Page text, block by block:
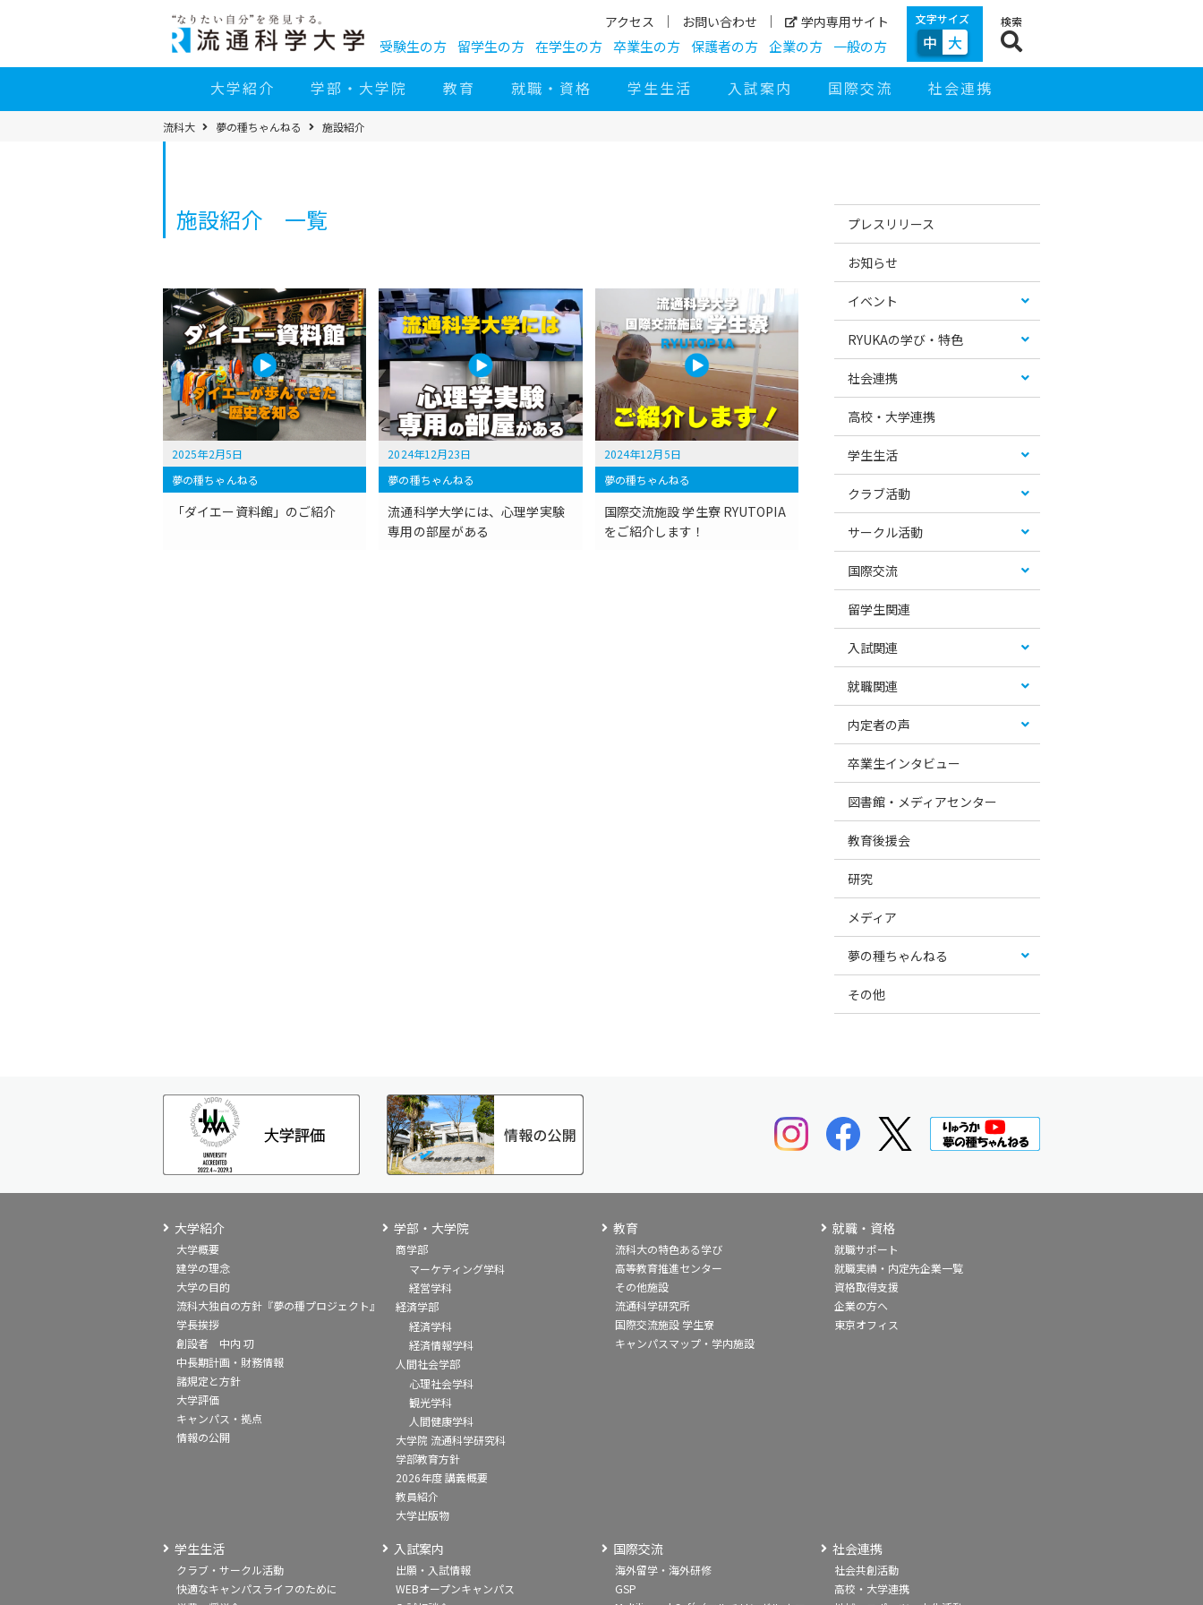
へ
アクセス お問い合わせ 学内専用サイト
受験生の方 留学生の方 在学生の方 卒業生の方 保護者の方 企業の方 一般の方
文字サイズ
中 大
検索
大学紹介 学部・大学院 教育 就職・資格 学生生活 入試案内 国際交流 社会連携
パ
ン
流科大 夢の種ちゃんねる 施設紹介
施設紹介 一覧
2025年2月5日
夢の種ちゃんねる
「ダイエー資料館」のご紹介
2024年12月23日
夢の種ちゃんねる
流通科学大学には、心理学実験
専用の部屋がある
2024年12月5日
夢の種ちゃんねる
国際交流施設 学生寮 RYUTOPIA
をご紹介します！
イ
ビ
シ
お
め
テ
カ
リ
ス
プレスリリース
お知らせ
イベント
RYUKAの学び・特色
社会連携
高校・大学連携
学生生活
クラブ活動
サークル活動
国際交流
留学生関連
入試関連
就職関連
内定者の声
卒業生インタビュー
図書館・メディアセンター
教育後援会
研究
メディア
夢の種ちゃんねる
その他
大学紹介
大学概要
建学の理念
大学の目的
流科大独自の方針『夢の種プロジェクト』
学長挨拶
創設者 中内 㓛
中長期計画・財務情報
諸規定と方針
大学評価
キャンパス・拠点
情報の公開
学部・大学院
商学部
マーケティング学科
経営学科
経済学部
経済学科
経済情報学科
人間社会学部
心理社会学科
観光学科
人間健康学科
大学院 流通科学研究科
学部教育方針
2026年度 講義概要
教員紹介
大学出版物
教育
流科大の特色ある学び
高等教育推進センター
その他施設
流通科学研究所
国際交流施設 学生寮
キャンパスマップ・学内施設
就職・資格
就職サポート
就職実績・内定先企業一覧
資格取得支援
企業の方へ
東京オフィス
学生生活
クラブ・サークル活動
快適なキャンパスライフのために
入試案内
出願・入試情報
WEBオープンキャンパス
国際交流
海外留学・海外研修
GSP
社会連携
社会共創活動
高校・大学連携